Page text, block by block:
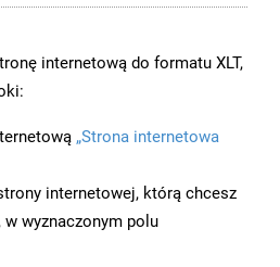
internetową do formatu XLT,
„Strona internetowa
internetowej, którą chcesz
wyznaczonym polu